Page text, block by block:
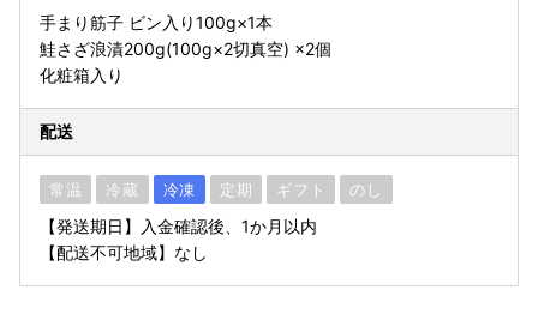
手まり筋子 ビン入り100g×1本
鮭さざ浪漬200g(100g×2切真空) ×2個
化粧箱入り
配送
常温 冷蔵 冷凍 定期 ギフト のし
【発送期日】入金確認後、1か月以内
【配送不可地域】なし